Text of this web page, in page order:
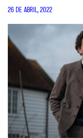
26 DE ABRIL, 2022